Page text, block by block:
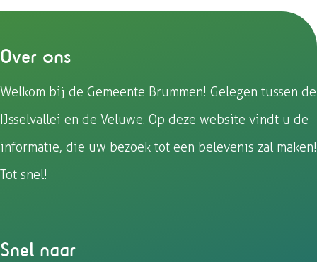
Over ons
Welkom bij de Gemeente Brummen! Gelegen tussen de
IJsselvallei en de Veluwe. Op deze website vindt u de
informatie, die uw bezoek tot een belevenis zal maken!
Tot snel!
Snel naar